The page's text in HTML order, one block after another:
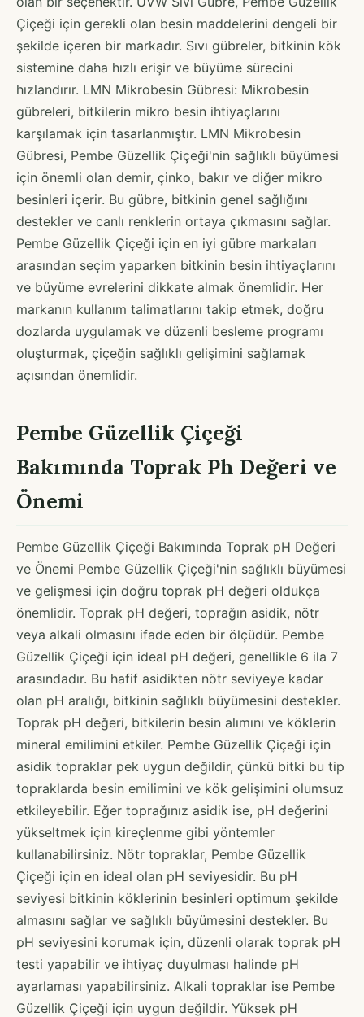
Çiçeği için gerekli olan besin maddelerini dengeli bir
şekilde içeren bir markadır. Sıvı gübreler, bitkinin kök
sistemine daha hızlı erişir ve büyüme sürecini
hızlandırır. LMN Mikrobesin Gübresi: Mikrobesin
gübreleri, bitkilerin mikro besin ihtiyaçlarını
karşılamak için tasarlanmıştır. LMN Mikrobesin
Gübresi, Pembe Güzellik Çiçeği'nin sağlıklı büyümesi
için önemli olan demir, çinko, bakır ve diğer mikro
besinleri içerir. Bu gübre, bitkinin genel sağlığını
destekler ve canlı renklerin ortaya çıkmasını sağlar.
Pembe Güzellik Çiçeği için en iyi gübre markaları
arasından seçim yaparken bitkinin besin ihtiyaçlarını
ve büyüme evrelerini dikkate almak önemlidir. Her
markanın kullanım talimatlarını takip etmek, doğru
dozlarda uygulamak ve düzenli besleme programı
oluşturmak, çiçeğin sağlıklı gelişimini sağlamak
açısından önemlidir.
Pembe Güzellik Çiçeği
Bakımında Toprak Ph Değeri ve
Önemi
Pembe Güzellik Çiçeği Bakımında Toprak pH Değeri
ve Önemi Pembe Güzellik Çiçeği'nin sağlıklı büyümesi
ve gelişmesi için doğru toprak pH değeri oldukça
önemlidir. Toprak pH değeri, toprağın asidik, nötr
veya alkali olmasını ifade eden bir ölçüdür. Pembe
Güzellik Çiçeği için ideal pH değeri, genellikle 6 ila 7
arasındadır. Bu hafif asidikten nötr seviyeye kadar
olan pH aralığı, bitkinin sağlıklı büyümesini destekler.
Toprak pH değeri, bitkilerin besin alımını ve köklerin
mineral emilimini etkiler. Pembe Güzellik Çiçeği için
asidik topraklar pek uygun değildir, çünkü bitki bu tip
topraklarda besin emilimini ve kök gelişimini olumsuz
etkileyebilir. Eğer toprağınız asidik ise, pH değerini
yükseltmek için kireçlenme gibi yöntemler
kullanabilirsiniz. Nötr topraklar, Pembe Güzellik
Çiçeği için en ideal olan pH seviyesidir. Bu pH
seviyesi bitkinin köklerinin besinleri optimum şekilde
almasını sağlar ve sağlıklı büyümesini destekler. Bu
pH seviyesini korumak için, düzenli olarak toprak pH
testi yapabilir ve ihtiyaç duyulması halinde pH
ayarlaması yapabilirsiniz. Alkali topraklar ise Pembe
Güzellik Çiçeği için uygun değildir. Yüksek pH